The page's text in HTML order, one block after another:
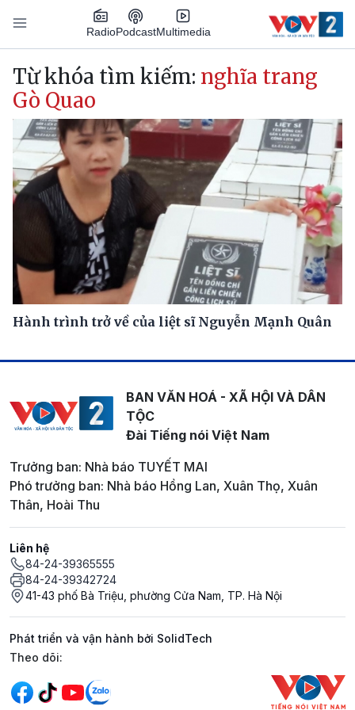
Nhảy đến nội dung
RadioPodcastMultimedia
Main navigation
Từ khóa tìm kiếm: nghĩa trang
Gò Quao
Hành trình trở về của liệt sĩ Nguyễn Mạnh Quân
BAN VĂN HOÁ - XÃ HỘI VÀ DÂN
TỘC
Đài Tiếng nói Việt Nam
Trưởng ban: Nhà báo TUYẾT MAI
Phó trưởng ban: Nhà báo Hồng Lan, Xuân Thọ, Xuân
Thân, Hoài Thu
Liên hệ
84-24-39365555
84-24-39342724
41-43 phố Bà Triệu, phường Cửa Nam, TP. Hà Nội
Phát triển và vận hành bởi SolidTech
Mạng xã hội
Theo dõi: